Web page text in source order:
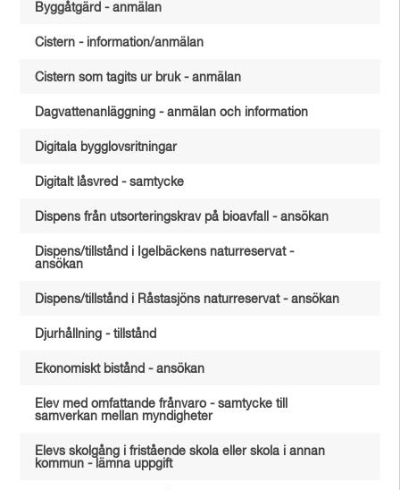
Byggåtgärd - anmälan
Cistern - information/anmälan
Cistern som tagits ur bruk - anmälan
Dagvattenanläggning - anmälan och information
Digitala bygglovsritningar
Digitalt låsvred - samtycke
Dispens från utsorteringskrav på bioavfall - ansökan
Dispens/tillstånd i Igelbäckens naturreservat -
ansökan
Dispens/tillstånd i Råstasjöns naturreservat - ansökan
Djurhållning - tillstånd
Ekonomiskt bistånd - ansökan
Elev med omfattande frånvaro - samtycke till
samverkan mellan myndigheter
Elevs skolgång i fristående skola eller skola i annan
kommun - lämna uppgift